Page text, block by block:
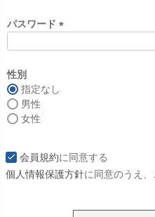
)
パスワード
性別
指定なし
男性
女性
会員規約に同意する
個人情報保護方針に同意のうえ、